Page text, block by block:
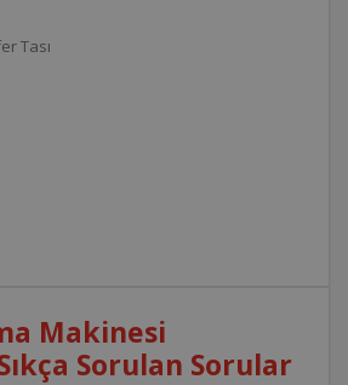
Tası
Makinesi
Sorulan Sorular